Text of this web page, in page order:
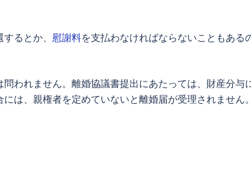
るとか、 慰謝料を支払わなければならないこともある
われません。離婚協議書提出にあたっては、財産分与
は、親権者を定めていないと離婚届が受理されません。